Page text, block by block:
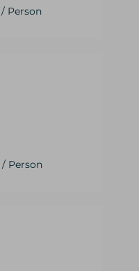
/ Person
/ Person